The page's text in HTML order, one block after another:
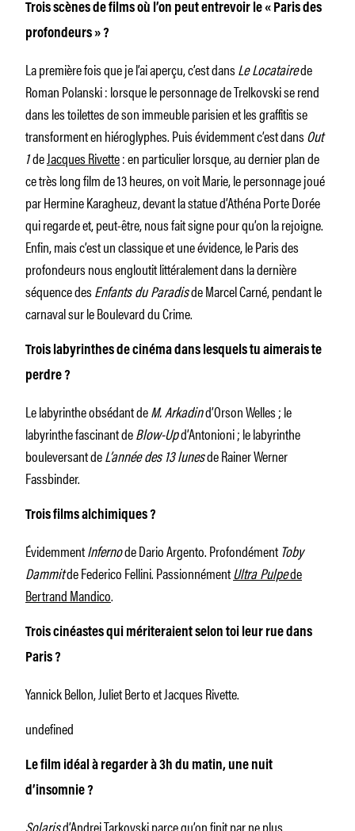
Trois scènes de films où l’on peut entrevoir le « Paris des
profondeurs » ?
La première fois que je l’ai aperçu, c’est dansLe Locatairede
Roman Polanski : lorsque le personnage de Trelkovski se rend
dans les toilettes de son immeuble parisien et les graffitis se
transforment en hiéroglyphes. Puis évidemment c’est dansOut
1deJacques Rivette: en particulier lorsque, au dernier plan de
ce très long film de 13 heures, on voit Marie, le personnage joué
par Hermine Karagheuz, devant la statue d’Athéna Porte Dorée
qui regarde et, peut-être, nous fait signe pour qu’on la rejoigne.
Enfin, mais c’est un classique et une évidence, le Paris des
profondeurs nous engloutit littéralement dans la dernière
séquence desEnfants du Paradisde Marcel Carné, pendant le
carnaval sur le Boulevard du Crime.
Trois labyrinthes de cinéma dans lesquels tu aimerais te
perdre ?
Le labyrinthe obsédant deM. Arkadind’Orson Welles ; le
labyrinthe fascinant deBlow-Upd’Antonioni ; le labyrinthe
bouleversant deL’année des 13 lunesde Rainer Werner
Fassbinder.
Trois films alchimiques ?
ÉvidemmentInfernode Dario Argento. ProfondémentToby
Dammitde Federico Fellini. PassionnémentUltra Pulpede
Bertrand Mandico.
Trois cinéastes qui mériteraient selon toi leur rue dans
Paris ?
Yannick Bellon, Juliet Berto et Jacques Rivette.
undefined
Le film idéal à regarder à 3h du matin, une nuit
d’insomnie ?
Solarisd’Andrei Tarkovski parce qu’on finit par ne plus